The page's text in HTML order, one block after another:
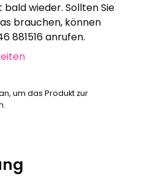
wieder. Sollten Sie
brauchen, können
881516 anrufen.
um das Produkt zur